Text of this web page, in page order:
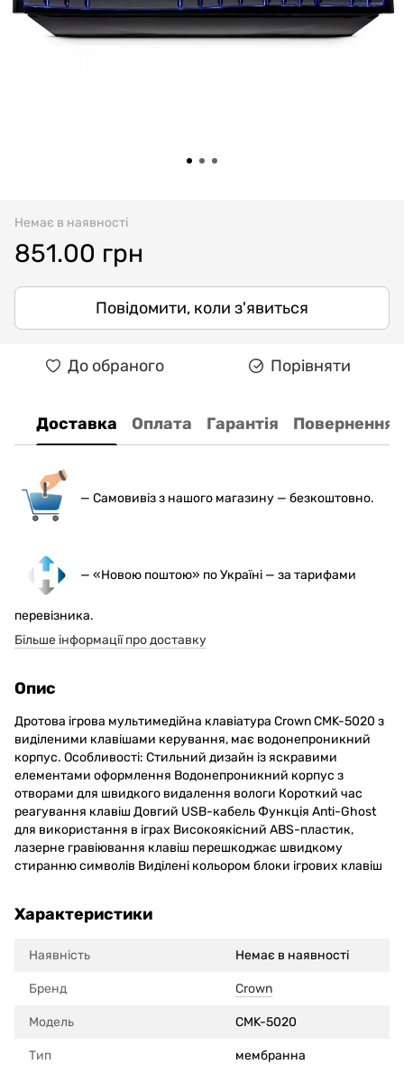
Немає в наявності
851.00 грн
Повідомити, коли з'явиться
До обраного Порівняти
Доставка Оплата Гарантія Повернення
— Самовивіз з нашого магазину — безкоштовно.
— «Новою поштою» по Україні — за тарифами
перевізника.
Більше інформації про доставку
Опис
Дротова ігрова мультимедійна клавіатура Crown CMK-5020 з
виділеними клавішами керування, має водонепроникний
корпус. Особливості: Стильний дизайн із яскравими
елементами оформлення Водонепроникний корпус з
отворами для швидкого видалення вологи Короткий час
реагування клавіш Довгий USB-кабель Функція Anti-Ghost
для використання в іграх Високоякісний ABS-пластик,
лазерне гравіювання клавіш перешкоджає швидкому
стиранню символів Виділені кольором блоки ігрових клавіш
Характеристики
Наявність Немає в наявності
Бренд Crown
Модель CMK-5020
Тип мембранна